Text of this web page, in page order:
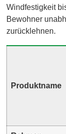
Windfestigkeit
Bewohner
zurücklehnen.
Produktname